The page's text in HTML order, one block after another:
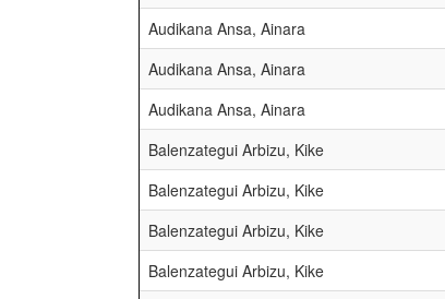
Audikana Ansa, Ainara
Audikana Ansa, Ainara
Audikana Ansa, Ainara
Balenzategui Arbizu, Kike
Balenzategui Arbizu, Kike
Balenzategui Arbizu, Kike
Balenzategui Arbizu, Kike